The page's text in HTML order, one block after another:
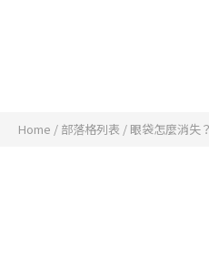
Home / 部落格列表 / 眼袋怎麼消失